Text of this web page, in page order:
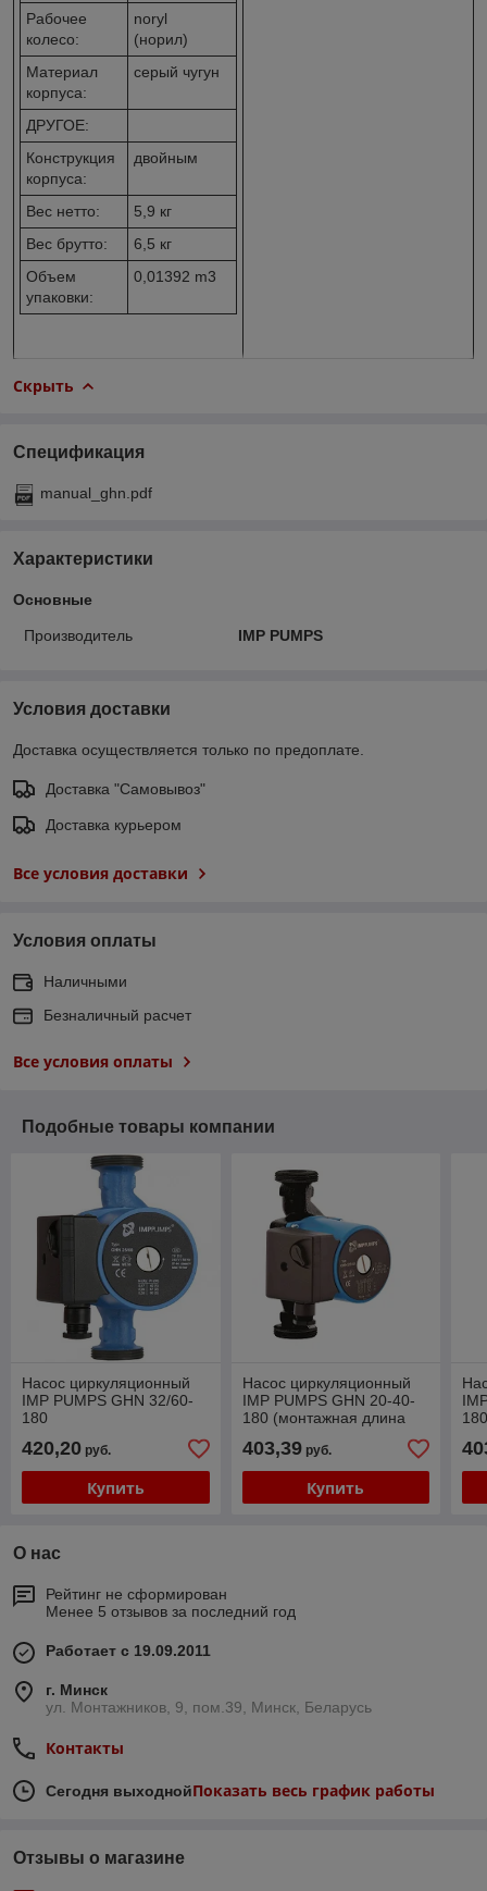
Рабочее
колесо:
noryl
(норил)
Материал
корпуса:
серый чугун
ДРУГОЕ:
Конструкция
корпуса:
двойным
Вес нетто:
5,9 кг
Вес брутто:
6,5 кг
Объем
упаковки:
0,01392 m3
Скрыть
Спецификация
manual_ghn.pdf
Характеристики
Основные
Производитель IMP PUMPS
Условия доставки
Доставка осуществляется только по предоплате.
Доставка "Самовывоз"
Доставка курьером
Все условия доставки
Условия оплаты
Наличными
Безналичный расчет
Все условия оплаты
Подобные товары компании
Насос циркуляционный
IMP PUMPS GHN 32/60-
180
420,20 руб.
Купить
Насос циркуляционный
IMP PUMPS GHN 20-40-
180 (монтажная длина
403,39руб.
Купить
О нас
Рейтинг не сформирован
Менее 5 отзывов за последний год
Работает с 19.09.2011
г. Минск
ул. Монтажников, 9, пом.39, Минск, Беларусь
Контакты
Сегодня выходнойПоказать весь график работы
Отзывы о магазине